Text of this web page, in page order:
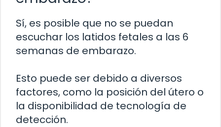
Sí, es posible que no se puedan
escuchar los latidos fetales a las 6
semanas de embarazo.
Esto puede ser debido a diversos
factores, como la posición del útero o
la disponibilidad de tecnología de
detección.